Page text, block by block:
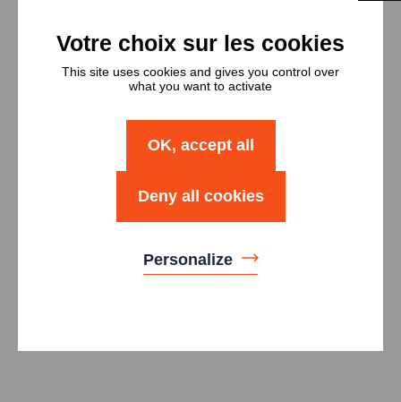
Logement T2 9
Logement T2H 1
Logement T3
Logement T3H 1
Logement T4 6
This site uses cookies and gives you control over
what you want to activate
OK, accept all
Deny all cookies
Personalize